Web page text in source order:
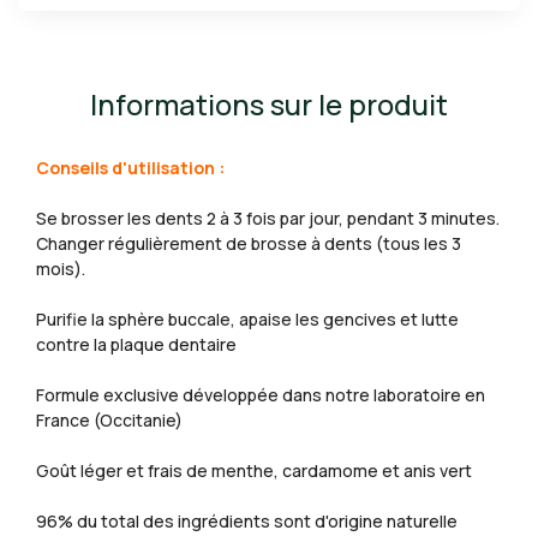
Informations sur le produit
Conseils d'utilisation :
Se brosser les dents 2 à 3 fois par jour, pendant 3 minutes.
Changer régulièrement de brosse à dents (tous les 3
mois).
Purifie la sphère buccale, apaise les gencives et lutte
contre la plaque dentaire
Formule exclusive développée dans notre laboratoire en
France (Occitanie)
Goût léger et frais de menthe, cardamome et anis vert
96% du total des ingrédients sont d'origine naturelle